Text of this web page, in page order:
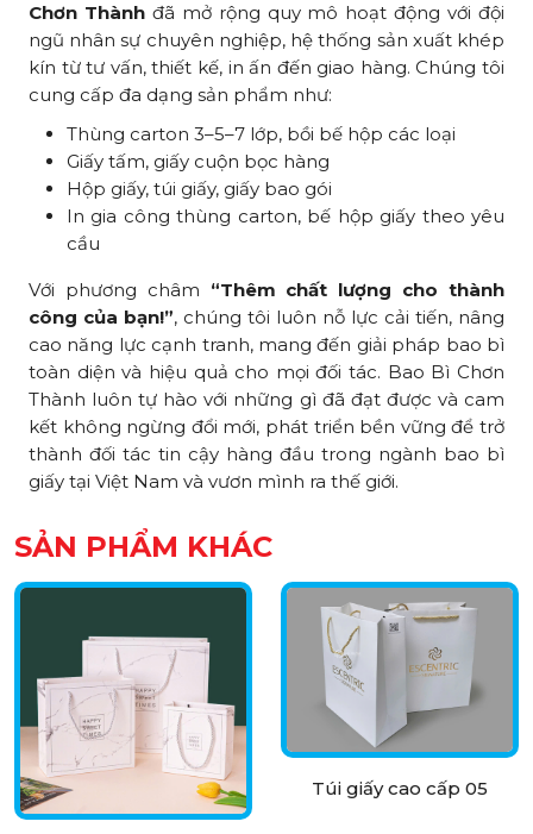
Chơn Thànhđã mở rộng quy mô hoạt động với đội
ngũ nhân sự chuyên nghiệp, hệ thống sản xuất khép
kín từ tư vấn, thiết kế, in ấn đến giao hàng. Chúng tôi
cung cấp đa dạng sản phẩm như:
Thùng carton 3–5–7 lớp, bồi bế hộp các loại
Giấy tấm, giấy cuộn bọc hàng
Hộp giấy, túi giấy, giấy bao gói
In gia công thùng carton, bế hộp giấy theo yêu
cầu
Với phương châm “Thêm chất lượng cho thành
công của bạn!”, chúng tôi luôn nỗ lực cải tiến, nâng
cao năng lực cạnh tranh, mang đến giải pháp bao bì
toàn diện và hiệu quả cho mọi đối tác. Bao Bì Chơn
Thành luôn tự hào với những gì đã đạt được và cam
kết không ngừng đổi mới, phát triển bền vững để trở
thành đối tác tin cậy hàng đầu trong ngành bao bì
giấy tại Việt Nam và vươn mình ra thế giới.
SẢN PHẨM KHÁC
Túi giấy cao cấp 05